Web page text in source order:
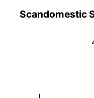
Scandomestic